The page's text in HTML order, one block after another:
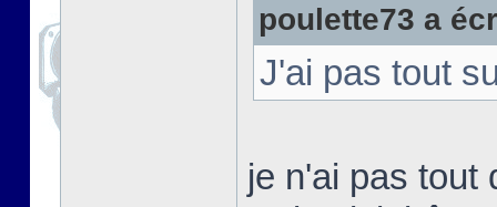
poulette73 a
J'ai pas tout
je n'ai pas tout